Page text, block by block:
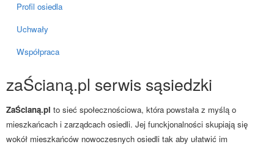
Profil osiedla
Uchwały
Współpraca
zaŚcianą.pl serwis sąsiedzki
ZaŚcianą.pl to sieć społecznościowa, która powstała z myślą o
mieszkańcach i zarządcach osiedli. Jej funckjonalności skupiają się
wokół mieszkańców nowoczesnych osiedli tak aby ułatwić im